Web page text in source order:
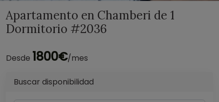
Apartamento en Chamberi de 1
Dormitorio #2036
Desde 1800€/mes
Buscar disponibilidad